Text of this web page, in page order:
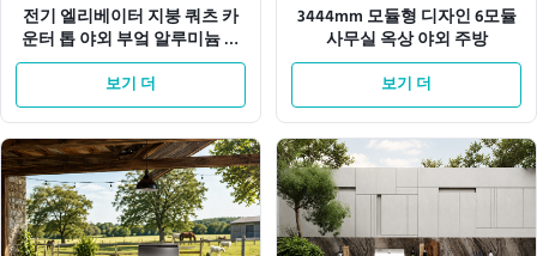
전기 엘리베이터 지붕 쿼츠 카
운터 톱 야외 부엌 알루미늄 캐
비닛
보기 더
3444mm 모듈형 디자인 6모듈
사무실 옥상 야외 주방
보기 더